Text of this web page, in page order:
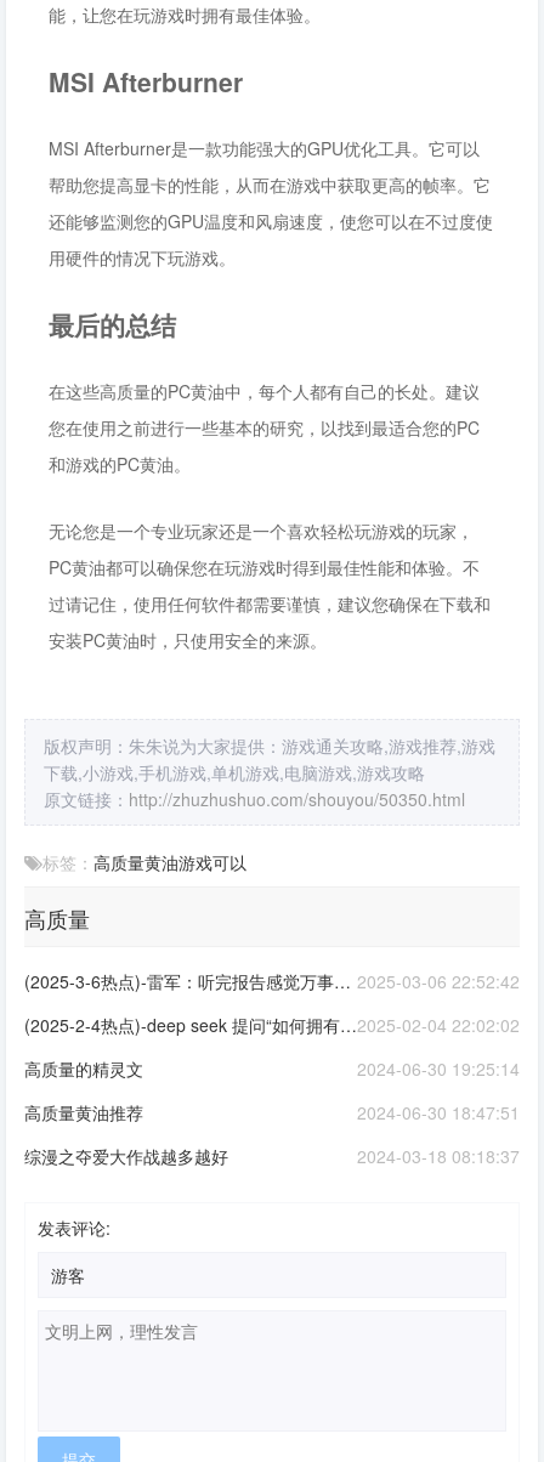
能，让您在玩游戏时拥有最佳体验。
MSI Afterburner
MSI Afterburner是一款功能强大的GPU优化工具。它可以
帮助您提高显卡的性能，从而在游戏中获取更高的帧率。它
还能够监测您的GPU温度和风扇速度，使您可以在不过度使
用硬件的情况下玩游戏。
最后的总结
在这些高质量的PC黄油中，每个人都有自己的长处。建议
您在使用之前进行一些基本的研究，以找到最适合您的PC
和游戏的PC黄油。
无论您是一个专业玩家还是一个喜欢轻松玩游戏的玩家，
PC黄油都可以确保您在玩游戏时得到最佳性能和体验。不
过请记住，使用任何软件都需要谨慎，建议您确保在下载和
安装PC黄油时，只使用安全的来源。
版权声明：朱朱说为大家提供：游戏通关攻略,游戏推荐,游戏
下载,小游戏,手机游戏,单机游戏,电脑游戏,游戏攻略
原文链接： http://zhuzhushuo.com/shouyou/50350.html
标签： 高质量黄油游戏可以
高质量
2025-03-06 22:52:42
(2025-3-6热点)-雷军：听完报告感觉万事OK 对高质量发展充满信心！
2025-02-04 22:02:02
(2025-2-4热点)-deep seek 提问“如何拥有高质量人生”，他给出了近乎满分回答。
2024-06-30 19:25:14
高质量的精灵文
2024-06-30 18:47:51
高质量黄油推荐
2024-03-18 08:18:37
综漫之夺爱大作战越多越好
发表评论: